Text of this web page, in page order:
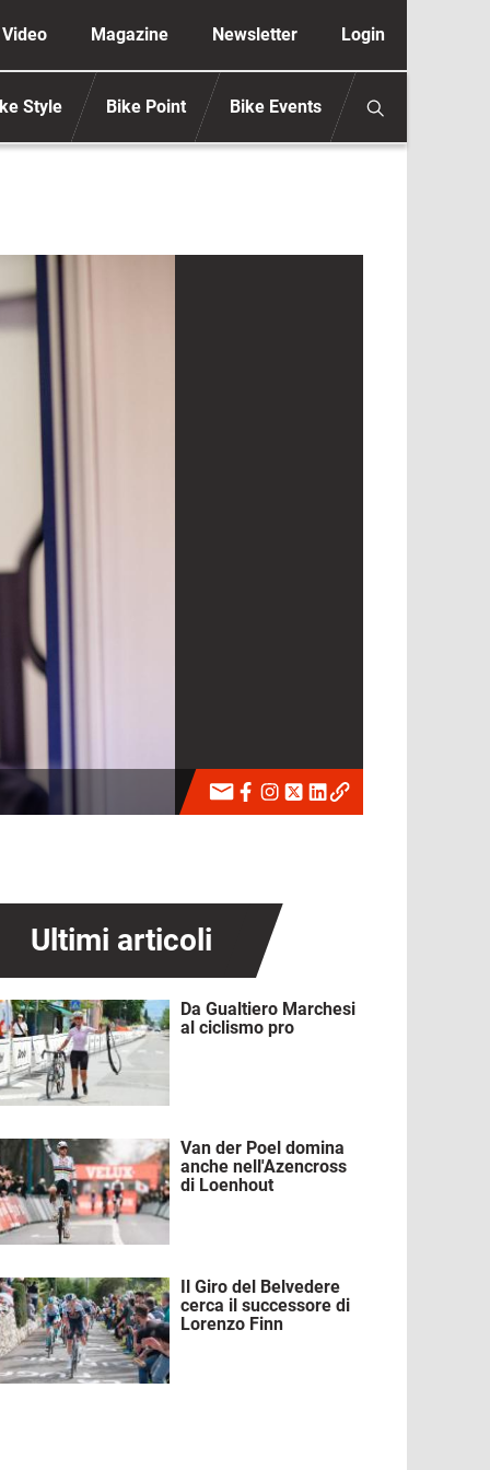
secondaria anonimo
Video Magazine Newsletter Login
Style Bike Point Bike Events
Ultimi articoli
Da Gualtiero Marchesi
al ciclismo pro
Van der Poel domina
anche nell'Azencross
di Loenhout
Il Giro del Belvedere
cerca il successore di
Lorenzo Finn